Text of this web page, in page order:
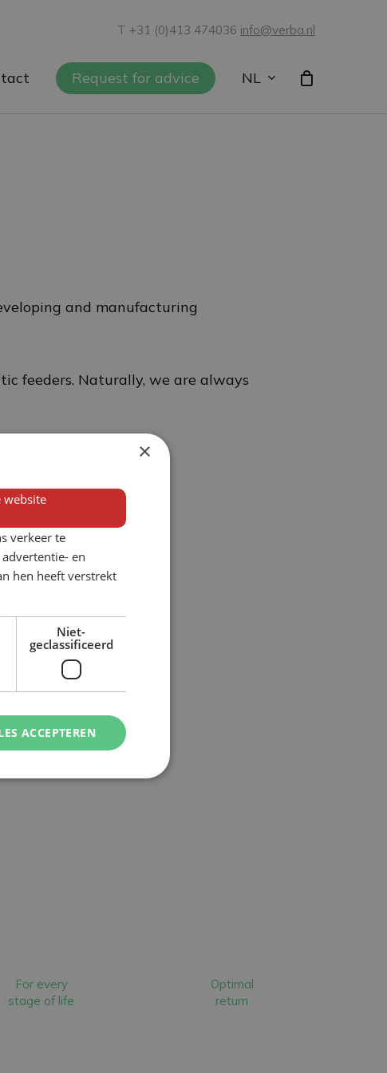
T +31 (0)413 474036 info@verba.nl
Request for advice NL
and manufacturing
feeders. Naturally, we are always
For every
stage of life
Optimal
return
×
website
verkeer te
en
hen heeft verstrekt
Niet-
geclassificeerd
ACCEPTEREN